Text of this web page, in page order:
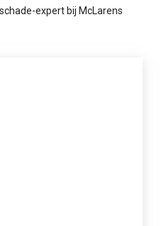
expert bij McLarens